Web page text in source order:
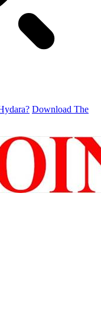
Download The